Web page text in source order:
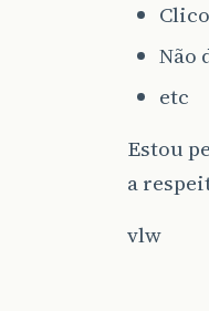
Não
etc
Estou
a
vlw